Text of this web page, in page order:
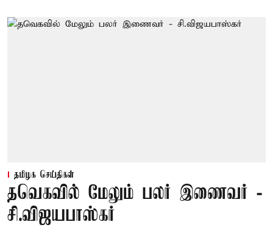
தமிழக செய்திகள்
தவெகவில் மேலும் பலர் இணைவர் -
சி.விஜயபாஸ்கர்